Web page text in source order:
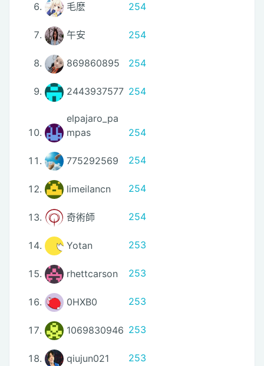
毛麽
254
午安 254
869860895 254
2443937577 254
elpajaro_pa
mpas
254
775292569 254
limeilancn 254
奇術師 254
Yotan 253
rhettcarson 253
0HXB0 253
1069830946 253
qiujun021 253